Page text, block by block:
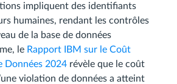
impliquent des identifiants
humaines, rendant les contrôles
de la base de données
le Rapport IBM sur le Coût
Données 2024 révèle que le coût
violation de données a atteint